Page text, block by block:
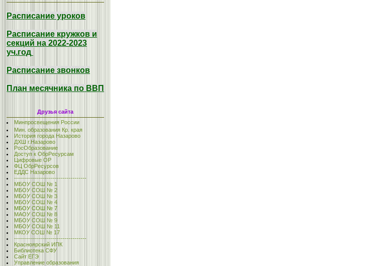
Расписание уроков
Расписание кружков и
секций на 2022-2023
уч.год
Расписание звонков
План месячника по ВВП
Друзья сайта
Минпросвещения России
Мин. образования Кр. края
История города Назарово
ДХШ г.Назарово
РосОбразование
Доступ к ОбрРесурсам
Цифровые ОР
ФЦ ОбрРесурсов
ЕДДС Назарово
------------------------------------
МБОУ СОШ № 1
МБОУ СОШ № 2
МБОУ СОШ № 3
МБОУ СОШ № 4
МБОУ СОШ № 7
МАОУ СОШ № 8
МБОУ СОШ № 9
МБОУ СОШ № 11
МКОУ СОШ № 17
------------------------------------
Красноярский ИПК
Библиотека СФУ
Сайт ЕГЭ
Управление образования